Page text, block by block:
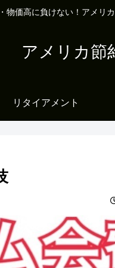
物価高に負けない！アメリ
アメリカ節
リタイアメント